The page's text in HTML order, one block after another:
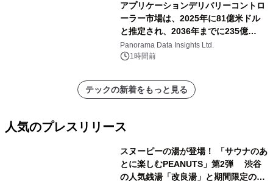
アプリケーションデリバリーコントロ
ーラー市場は、2025年に81億米ドル
と推定され、2036年までに235億
8,000万米ドルに達すると予測されて
おり、予測期間（2026年～2036年）
Panorama Data Insights Ltd.
1時間前
テックの新着をもっと見る
人気のプレスリリース
スヌーピーの湯が登場！ 「サウナのあ
とに楽しむPEANUTS」第2弾 渋谷
の人気銭湯「改良湯」と期間限定のコ